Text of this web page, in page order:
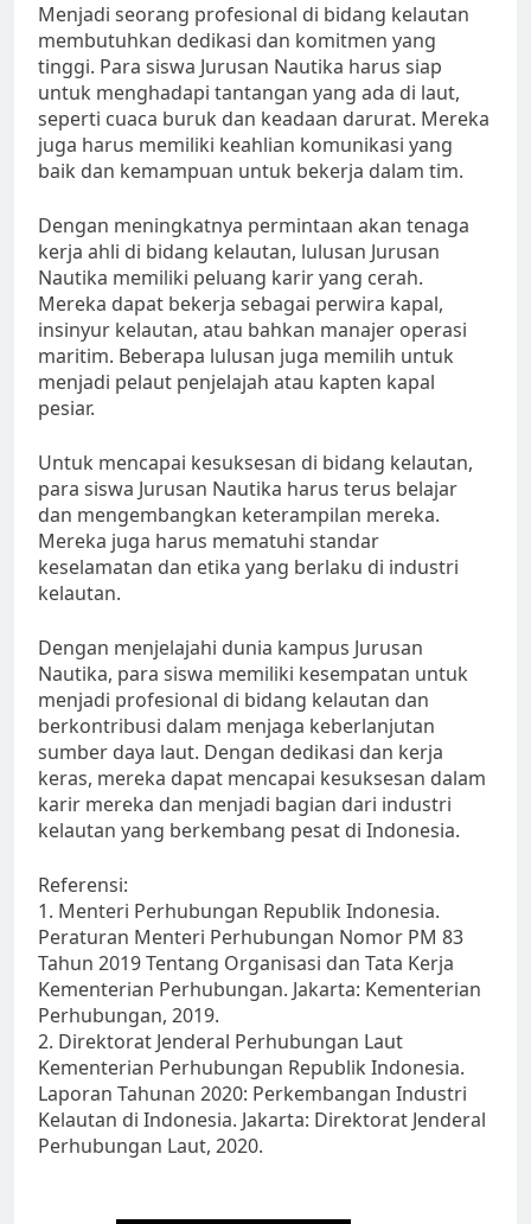
Menjadi seorang profesional di bidang kelautan
membutuhkan dedikasi dan komitmen yang
tinggi. Para siswa Jurusan Nautika harus siap
untuk menghadapi tantangan yang ada di laut,
seperti cuaca buruk dan keadaan darurat. Mereka
juga harus memiliki keahlian komunikasi yang
baik dan kemampuan untuk bekerja dalam tim.
Dengan meningkatnya permintaan akan tenaga
kerja ahli di bidang kelautan, lulusan Jurusan
Nautika memiliki peluang karir yang cerah.
Mereka dapat bekerja sebagai perwira kapal,
insinyur kelautan, atau bahkan manajer operasi
maritim. Beberapa lulusan juga memilih untuk
menjadi pelaut penjelajah atau kapten kapal
pesiar.
Untuk mencapai kesuksesan di bidang kelautan,
para siswa Jurusan Nautika harus terus belajar
dan mengembangkan keterampilan mereka.
Mereka juga harus mematuhi standar
keselamatan dan etika yang berlaku di industri
kelautan.
Dengan menjelajahi dunia kampus Jurusan
Nautika, para siswa memiliki kesempatan untuk
menjadi profesional di bidang kelautan dan
berkontribusi dalam menjaga keberlanjutan
sumber daya laut. Dengan dedikasi dan kerja
keras, mereka dapat mencapai kesuksesan dalam
karir mereka dan menjadi bagian dari industri
kelautan yang berkembang pesat di Indonesia.
Referensi:
1. Menteri Perhubungan Republik Indonesia.
Peraturan Menteri Perhubungan Nomor PM 83
Tahun 2019 Tentang Organisasi dan Tata Kerja
Kementerian Perhubungan. Jakarta: Kementerian
Perhubungan, 2019.
2. Direktorat Jenderal Perhubungan Laut
Kementerian Perhubungan Republik Indonesia.
Laporan Tahunan 2020: Perkembangan Industri
Kelautan di Indonesia. Jakarta: Direktorat Jenderal
Perhubungan Laut, 2020.